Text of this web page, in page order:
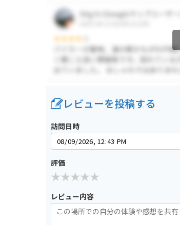
レビューを投稿する
訪問日時
評価
レビュー内容